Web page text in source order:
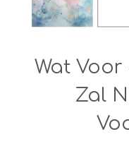
Wat Voor
Zal